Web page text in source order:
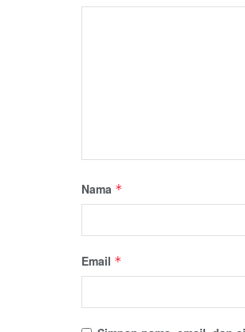
Nama *
Email *